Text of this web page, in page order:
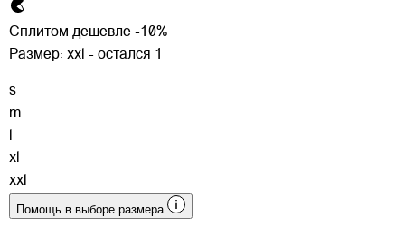
Сплитом дешевле -10%
Размер: xxl - остался 1
s
m
xl
xxl
Помощь в выборе размера